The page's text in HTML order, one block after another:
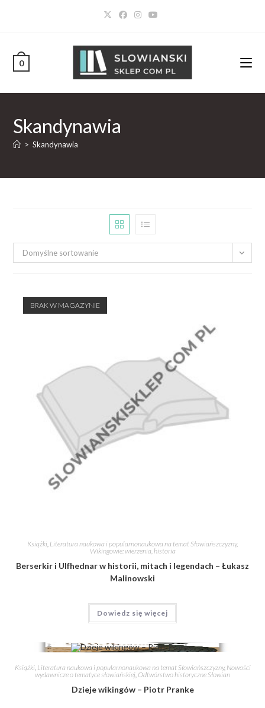
0
Skandynawia
> Skandynawia
Domyślne sortowanie
BRAK W MAGAZYNIE
Książki Literatura naukowa i popularnonaukowa na temat Słowiańszczyzny,
Wikingowie: wierzenia, historia
Berserkir i Ulfhednar w historii, mitach i legendach – Łukasz
Malinowski
Dowiedz się więcej
Książki, Literatura naukowa i popularnonaukowa na temat Słowiańszczyzny, Nowości
wydawnicze o tematyce słowiańskiej Odtwórstwo historyczne Słowian
Dzieje wikingów – Piotr Pranke